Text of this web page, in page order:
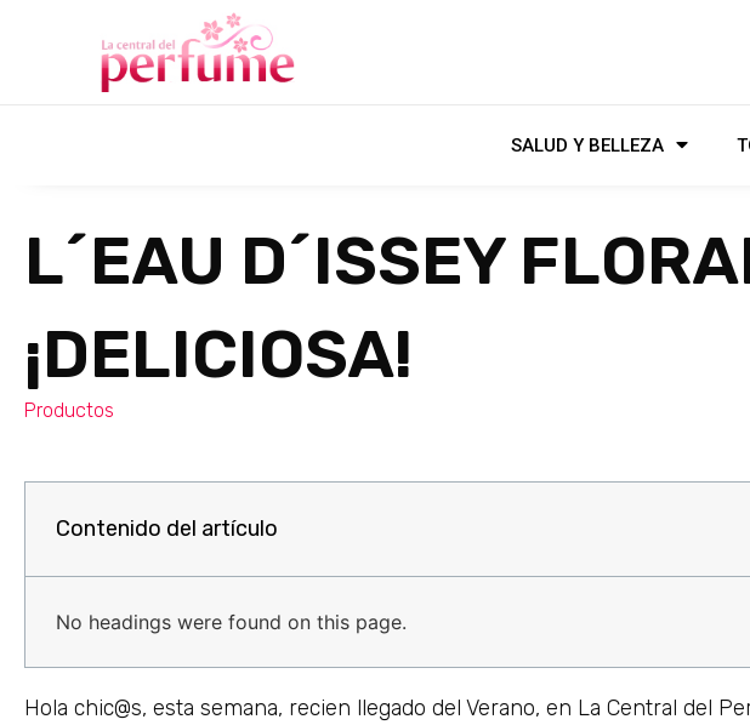
SALUD Y BELLEZA
L´EAU D´ISSEY
¡DELICIOSA!
Productos
Contenido del artículo
No headings were found on this page.
Hola chic@s, esta semana, recien llegado del Verano, en La Central del